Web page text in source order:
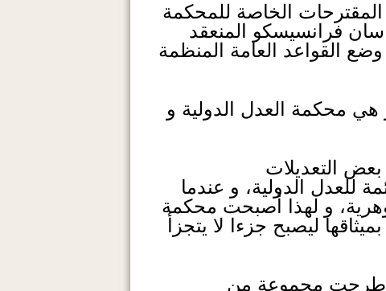
الخاصة للمحكمة
فرانسيسكو المنعقد
وضع القواعد العامة المنظمة
و هي محكمة العدل الدولية و
التعديلات
للعدل الدولية، و عندما
و لهذا أصبحت محكمة
ليصبح جزءا لا يتجزأ
طرحت مجموعة من